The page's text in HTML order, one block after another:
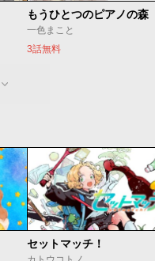
一色まこと
3話無料
セットマッチ！